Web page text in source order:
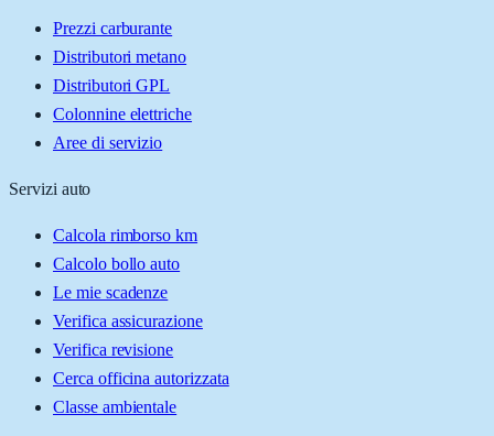
Prezzi carburante
Distributori metano
Distributori GPL
Colonnine elettriche
Aree di servizio
Servizi auto
Calcola rimborso km
Calcolo bollo auto
Le mie scadenze
Verifica assicurazione
Verifica revisione
Cerca officina autorizzata
Classe ambientale